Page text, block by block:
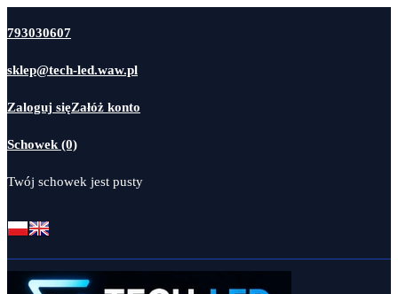
793030607
sklep@tech-led.waw.pl
Zaloguj sięZałóż konto
Schowek (0)
Twój schowek jest pusty